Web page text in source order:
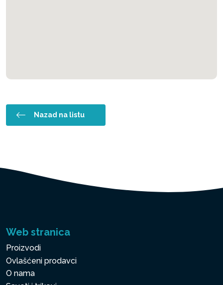
Nazad na listu
Web stranica
Proizvodi
Ovlašćeni prodavci
O nama